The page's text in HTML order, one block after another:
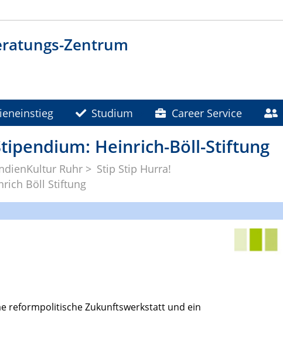
Zentrum
Studium Career Service
Heinrich-Böll-Stiftung
Ruhr
Stip Stip Hurra!
Böll Stiftung
reformpolitische Zukunftswerkstatt und ein